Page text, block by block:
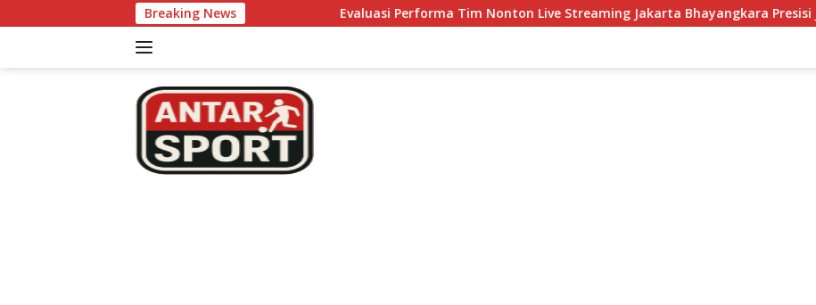
to
Breaking NewsEvaluasi Performa Tim Nonton Live Streaming Jakarta Bhayangkara Presisi Jakarta Lavani